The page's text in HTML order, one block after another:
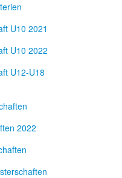
U10 2021
U10 2022
U12-U18
2022